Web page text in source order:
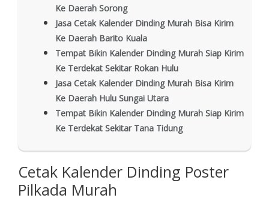
Ke Daerah Sorong
Jasa Cetak Kalender Dinding Murah Bisa Kirim
Ke Daerah Barito Kuala
Tempat Bikin Kalender Dinding Murah Siap Kirim
Ke Terdekat Sekitar Rokan Hulu
Jasa Cetak Kalender Dinding Murah Bisa Kirim
Ke Daerah Hulu Sungai Utara
Tempat Bikin Kalender Dinding Murah Siap Kirim
Ke Terdekat Sekitar Tana Tidung
Cetak Kalender Dinding Poster
Pilkada Murah